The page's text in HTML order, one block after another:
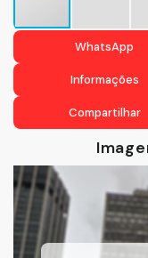
WhatsApp
Informações
Compartilhar